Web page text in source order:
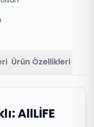
Ürün Özellikleri
AllLİFE